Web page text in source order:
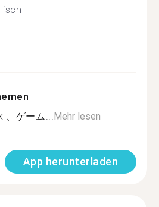
、ゲーム...Mehr lesen
App herunterladen